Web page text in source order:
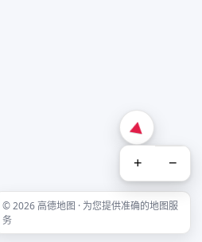
+ −
© 2026 高德地图 · 为您提供准确的地图服
务